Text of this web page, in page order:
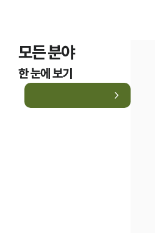
모든 분야
한 눈에 보기